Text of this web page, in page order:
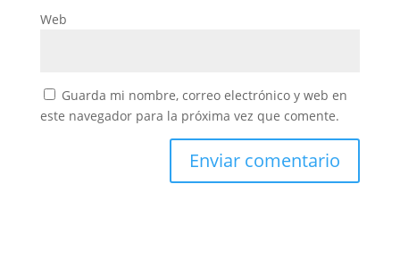
Web
Guarda mi nombre, correo electrónico y web en
este navegador para la próxima vez que comente.